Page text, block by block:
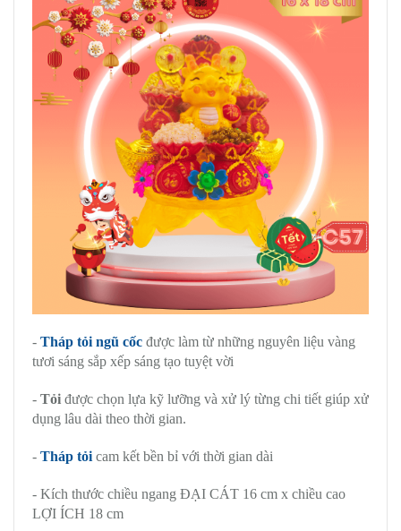
- Tháp tỏi ngũ cốc được làm từ những nguyên liệu vàng
tươi sáng sắp xếp sáng tạo tuyệt vời
- Tỏi được chọn lựa kỹ lưỡng và xử lý từng chi tiết giúp xử
dụng lâu dài theo thời gian.
- Tháp tỏi cam kết bền bỉ với thời gian dài
- Kích thước chiều ngang ĐẠI CÁT 16 cm x chiều cao
LỢI ÍCH 18 cm